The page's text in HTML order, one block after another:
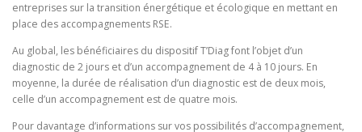
entreprises sur la transition énergétique et écologique en mettant en
place des accompagnements RSE.
Au global, les bénéficiaires du dispositif T’Diag font l’objet d’un
diagnostic de 2 jours et d’un accompagnement de 4 à 10 jours. En
moyenne, la durée de réalisation d’un diagnostic est de deux mois,
celle d’un accompagnement est de quatre mois.
Pour davantage d’informations sur vos possibilités d’accompagnement,